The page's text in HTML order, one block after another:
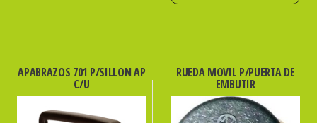
APABRAZOS 701 P/SILLON AP
C/U
RUEDA MOVIL P/PUERTA DE
EMBUTIR